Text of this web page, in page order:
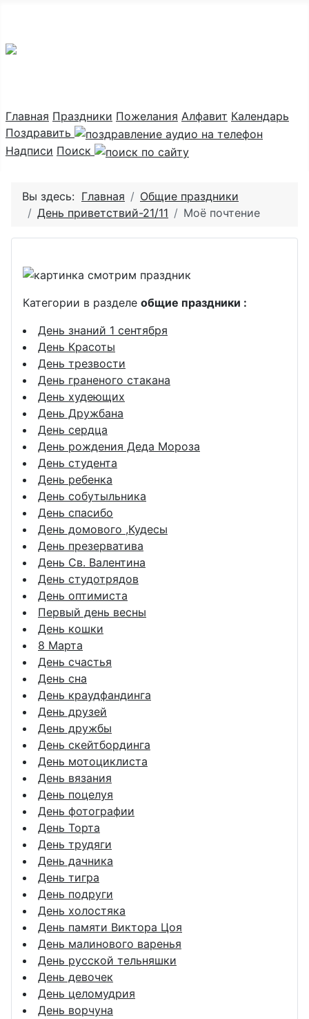
Главная Праздники Пожелания Алфавит Календарь
Поздравить
Надписи Поиск
Вы здесь: Главная
Общие праздники
День приветствий-21/11
Моё почтение
Категории в разделе общие праздники :
День знаний 1 сентября
День Красоты
День трезвости
День граненого стакана
День худеющих
День Дружбана
День сердца
День рождения Деда Мороза
День студента
День ребенка
День собутыльника
День спасибо
День домового ,Кудесы
День презерватива
День Св. Валентина
День студотрядов
День оптимиста
Первый день весны
День кошки
8 Марта
День счастья
День сна
День краудфандинга
День друзей
День дружбы
День скейтбординга
День мотоциклиста
День вязания
День поцелуя
День фотографии
День Торта
День трудяги
День дачника
День тигра
День подруги
День холостяка
День памяти Виктора Цоя
День малинового варенья
День русской тельняшки
День девочек
День целомудрия
День ворчуна